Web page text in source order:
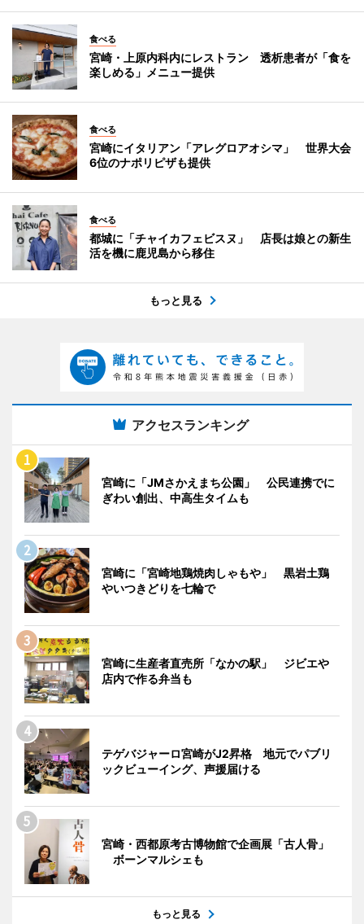
食べる
宮崎・上原内科内にレストラン 透析患者が「食を
楽しめる」メニュー提供
食べる
宮崎にイタリアン「アレグロアオシマ」 世界大会
6位のナポリピザも提供
食べる
都城に「チャイカフェビスヌ」 店長は娘との新生
活を機に鹿児島から移住
もっと見る
アクセスランキング
宮崎に「JMさかえまち公園」 公民連携でに
ぎわい創出、中高生タイムも
宮崎に「宮崎地鶏焼肉しゃもや」 黒岩土鶏
やいつきどりを七輪で
宮崎に生産者直売所「なかの駅」 ジビエや
店内で作る弁当も
テゲバジャーロ宮崎がJ2昇格 地元でパブリ
ックビューイング、声援届ける
宮崎・西都原考古博物館で企画展「古人骨」
ボーンマルシェも
もっと見る